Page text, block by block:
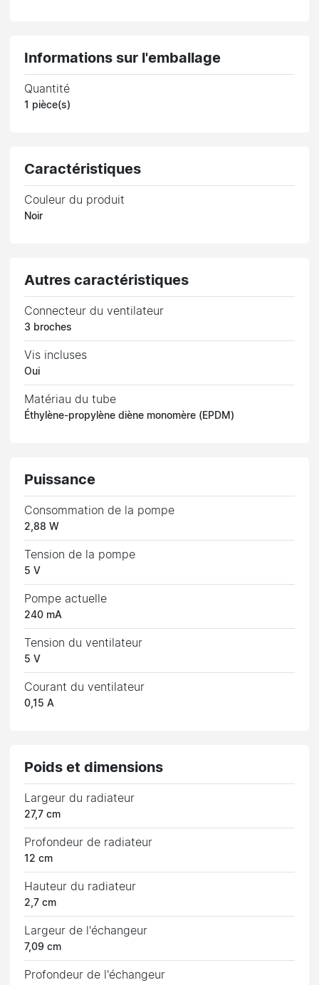
Informations sur l'emballage
Quantité
1 pièce(s)
Caractéristiques
Couleur du produit
Noir
Autres caractéristiques
Connecteur du ventilateur
3 broches
Vis incluses
Oui
Matériau du tube
Éthylène-propylène diène monomère (EPDM)
Puissance
Consommation de la pompe
2,88 W
Tension de la pompe
5 V
Pompe actuelle
240 mA
Tension du ventilateur
5 V
Courant du ventilateur
0,15 A
Poids et dimensions
Largeur du radiateur
27,7 cm
Profondeur de radiateur
12 cm
Hauteur du radiateur
2,7 cm
Largeur de l'échangeur
7,09 cm
Profondeur de l'échangeur